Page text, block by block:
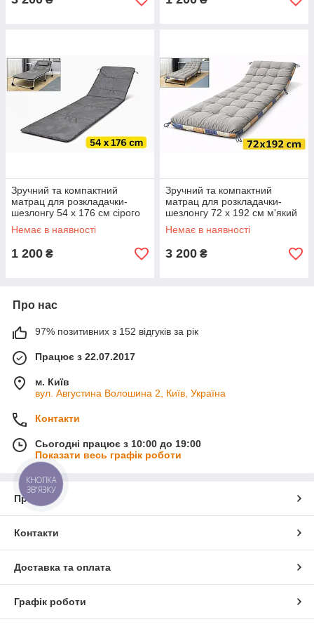
Зручний та компактний
матрац для розкладачки-
шезлонгу 54 х 176 см сірого
кольору KT7006710
Немає в наявності
1 200 ₴
Зручний та компактний
матрац для розкладачки-
шезлонгу 72 х 192 см м'який
двосторонній 1870 грам
KT7006708
Немає в наявності
3 200 ₴
Про нас
97% позитивних з 152 відгуків за рік
Працює з 22.07.2017
м. Київ
вул. Августина Волошина 2, Київ, Україна
Контакти
Сьогодні працює з 10:00 до 19:00
Показати весь графік роботи
Про нас
Контакти
Доставка та оплата
Графік роботи
КНОПКА
ЗВ'ЯЗКУ